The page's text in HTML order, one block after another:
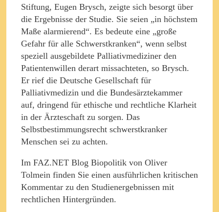
Stiftung, Eugen Brysch, zeigte sich besorgt über
die Ergebnisse der Studie. Sie seien „in höchstem
Maße alarmierend“. Es bedeute eine „große
Gefahr für alle Schwerstkranken“, wenn selbst
speziell ausgebildete Palliativmediziner den
Patientenwillen derart missachteten, so Brysch.
Er rief die Deutsche Gesellschaft für
Palliativmedizin und die Bundesärztekammer
auf, dringend für ethische und rechtliche Klarheit
in der Ärzteschaft zu sorgen. Das
Selbstbestimmungsrecht schwerstkranker
Menschen sei zu achten.
Im FAZ.NET Blog Biopolitik von Oliver
Tolmein finden Sie einen ausführlichen kritischen
Kommentar zu den Studienergebnissen mit
rechtlichen Hintergründen.